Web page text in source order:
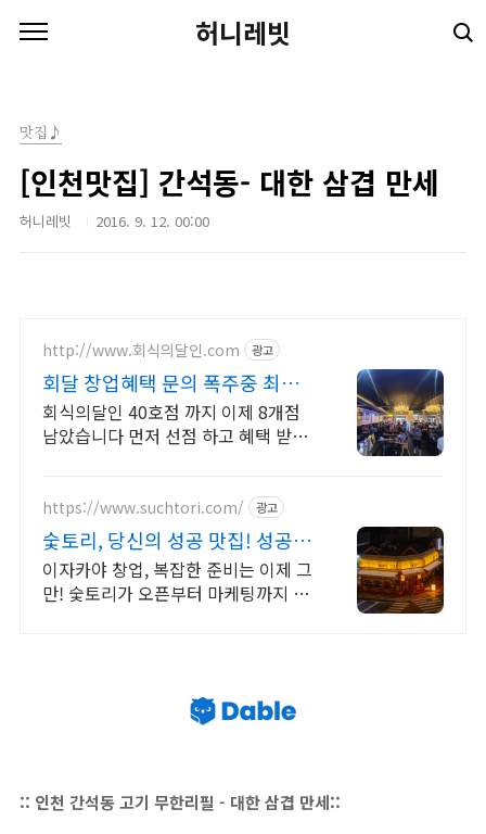
허니레빗
맛집♪
[인천맛집] 간석동- 대한 삼겹 만세
허니레빗 2016. 9. 12. 00:00
http://www.회식의달인.com 광고
회달 창업혜택 문의 폭주중 최대
1억대출, 업변도 환영
회식의달인 40호점 까지 이제 8개점
남았습니다 먼저 선점 하고 혜택 받으
https://www.suchtori.com/ 광고
숯토리, 당신의 성공 맛집! 성공의
지름길 숯토리
이자카야 창업, 복잡한 준비는 이제 그
만! 숯토리가 오픈부터 마케팅까지 전
:: 인천 간석동 고기 무한리필 - 대한 삼겹 만세::